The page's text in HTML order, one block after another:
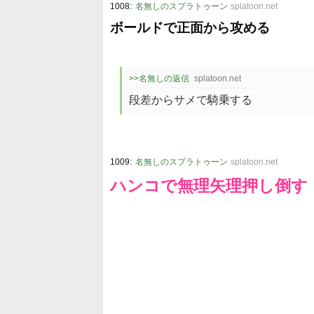
1008: 名無しのスプラトゥーン splatoon.net
ボールドで正面から攻める
>>名無しの返信 splatoon.net
段差からサメで騎乗する
1009: 名無しのスプラトゥーン splatoon.net
ハンコで無理矢理押し倒す